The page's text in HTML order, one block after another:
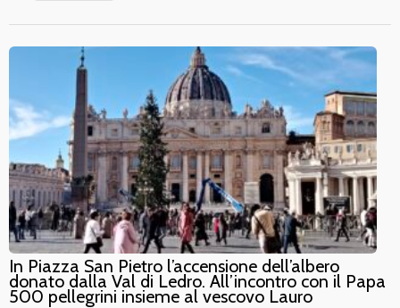
In Piazza San Pietro l’accensione dell’albero
donato dalla Val di Ledro. All’incontro con il Papa
500 pellegrini insieme al vescovo Lauro